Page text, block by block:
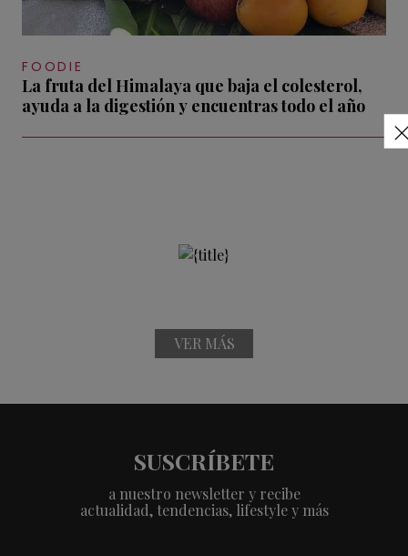
FOODIE
La fruta del Himalaya que baja el colesterol,
ayuda a la digestión y encuentras todo el año
VER MÁS
SUSCRÍBETE
a nuestro newsletter y recibe
actualidad, tendencias, lifestyle y más